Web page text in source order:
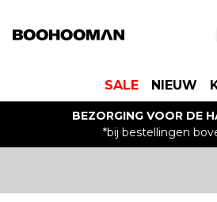
SALE NIEUW
BEZORGING VOOR DE
*bij bestellingen